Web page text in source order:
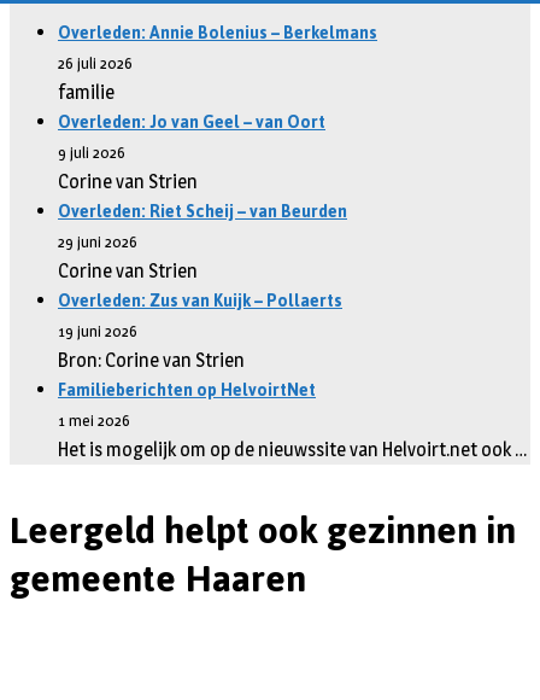
Overleden: Annie Bolenius – Berkelmans
26 juli 2026
familie
Overleden: Jo van Geel – van Oort
9 juli 2026
Corine van Strien
Overleden: Riet Scheij – van Beurden
29 juni 2026
Corine van Strien
Overleden: Zus van Kuijk – Pollaerts
19 juni 2026
Bron: Corine van Strien
Familieberichten op HelvoirtNet
1 mei 2026
Het is mogelijk om op de nieuwssite van Helvoirt.net ook …
Leergeld helpt ook gezinnen in
gemeente Haaren